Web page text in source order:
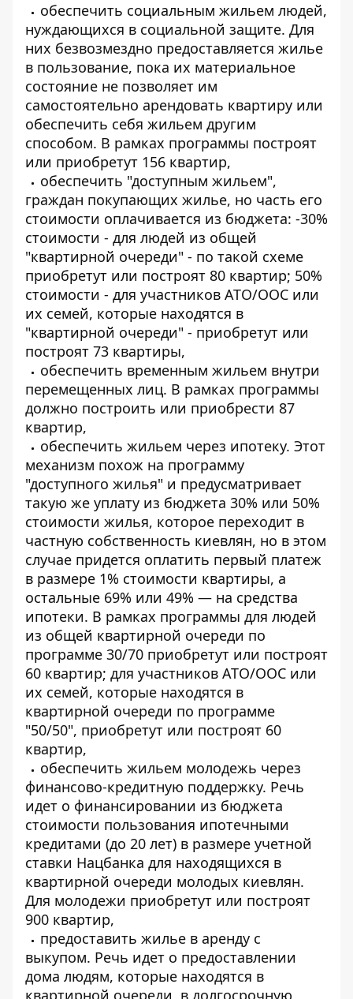
обеспечить социальным жильем людей,
нуждающихся в социальной защите. Для
них безвозмездно предоставляется жилье
в пользование, пока их материальное
состояние не позволяет им
самостоятельно арендовать квартиру или
обеспечить себя жильем другим
способом. В рамках программы построят
или приобретут 156 квартир,
обеспечить "доступным жильем",
граждан покупающих жилье, но часть его
стоимости оплачивается из бюджета: -30%
стоимости - для людей из общей
"квартирной очереди" - по такой схеме
приобретут или построят 80 квартир; 50%
стоимости - для участников АТО/ООС или
их семей, которые находятся в
"квартирной очереди" - приобретут или
построят 73 квартиры,
обеспечить временным жильем внутри
перемещенных лиц. В рамках программы
должно построить или приобрести 87
квартир,
обеспечить жильем через ипотеку. Этот
механизм похож на программу
"доступного жилья" и предусматривает
такую ​​же уплату из бюджета 30% или 50%
стоимости жилья, которое переходит в
частную собственность киевлян, но в этом
случае придется оплатить первый платеж
в размере 1% стоимости квартиры, а
остальные 69% или 49% — на средства
ипотеки. В рамках программы для людей
из общей квартирной очереди по
программе 30/70 приобретут или построят
60 квартир; для участников АТО/ООС или
их семей, которые находятся в
квартирной очереди по программе
"50/50", приобретут или построят 60
квартир,
обеспечить жильем молодежь через
финансово-кредитную поддержку. Речь
идет о финансировании из бюджета
стоимости пользования ипотечными
кредитами (до 20 лет) в размере учетной
ставки Нацбанка для находящихся в
квартирной очереди молодых киевлян.
Для молодежи приобретут или построят
900 квартир,
предоставить жилье в аренду с
выкупом. Речь идет о предоставлении
дома людям, которые находятся в
квартирной очереди, в долгосрочную